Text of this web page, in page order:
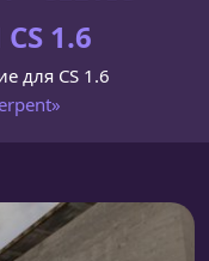
1.6
для CS 1.6